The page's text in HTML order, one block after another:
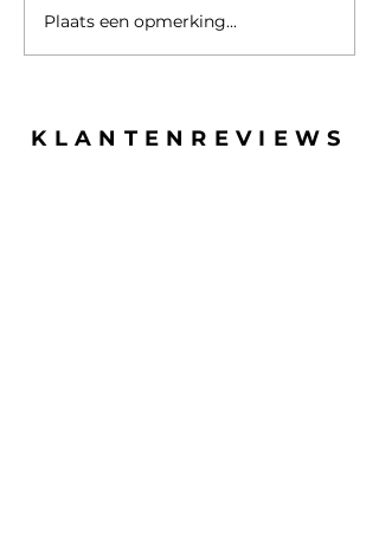
Playstation 5 eindelijk
onthuld
Plaats een opmerking...
KLANTENREVIEWS